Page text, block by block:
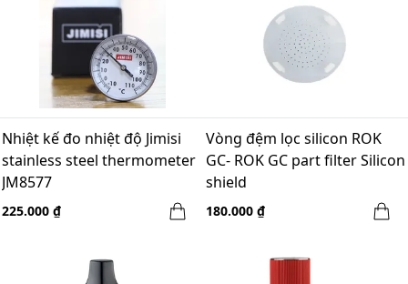
Nhiệt kế đo nhiệt độ Jimisi
stainless steel thermometer
JM8577
225.000 ₫
Vòng đệm lọc silicon ROK
GC- ROK GC part filter Silicon
shield
180.000 ₫